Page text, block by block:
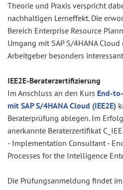
Theorie und Praxis verspricht
nachhaltigen Lerneffekt. Die
Bereich Enterprise Resource
Umgang mit SAP S/4HANA
Arbeitgeber besonders
IEE2E-Beraterzertifizierung
Im Anschluss an den Kurs End-
mit SAP S/4HANA Cloud (IEE2E)
Beraterprüfung ablegen. Im
anerkannte Beraterzertifikat
- Implementation Consultant -
Processes for the Intelligence
Die Prüfungsanmeldung findet